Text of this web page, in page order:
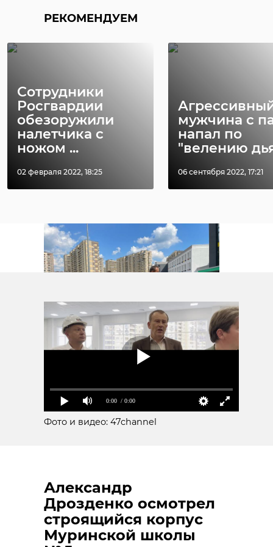
РЕКОМЕНДУЕМ
Сотрудники
Росгвардии
обезоружили
налетчика с
ножом ...
02 февраля 2022, 18:25
мужчина с
напал по
"велению
06 сентября 2022, 17:21
0:00 / 0:00
Фото и видео: 47channel
Александр
Дрозденко осмотрел
строящийся корпус
Муринской школы